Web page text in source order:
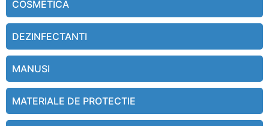
COSMETICA
DEZINFECTANTI
MANUSI
MATERIALE DE PROTECTIE